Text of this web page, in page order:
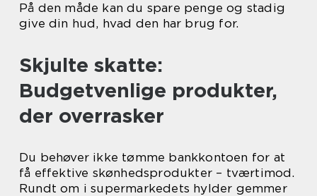
På den måde kan du spare penge og stadig
give din hud, hvad den har brug for.
Skjulte skatte:
Budgetvenlige produkter,
der overrasker
Du behøver ikke tømme bankkontoen for at
få effektive skønhedsprodukter – tværtimod.
Rundt om i supermarkedets hylder gemmer